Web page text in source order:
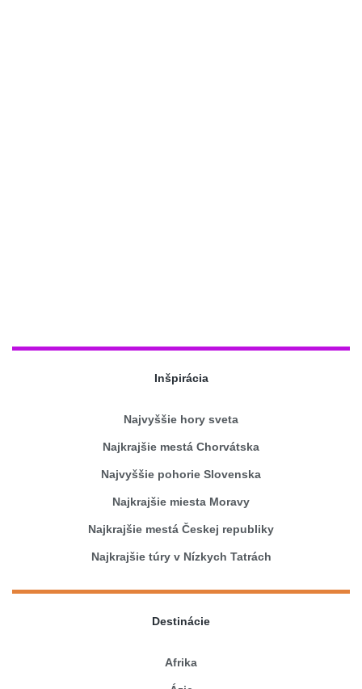
Inšpirácia
Najvyššie hory sveta
Najkrajšie mestá Chorvátska
Najvyššie pohorie Slovenska
Najkrajšie miesta Moravy
Najkrajšie mestá Českej republiky
Najkrajšie túry v Nízkych Tatrách
Destinácie
Afrika